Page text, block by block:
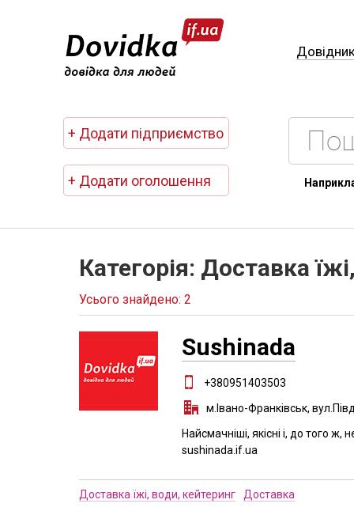
+ Додати підприємство
+ Додати оголошення
Категорія: Доставка
Усього знайдено: 2
Sushinada
+380951403503
м.Івано-Франківськ,
Найсмачніші, якісні і, до того ж,
sushinada.if.ua
Доставка їжі, води, кейтеринг Доставка